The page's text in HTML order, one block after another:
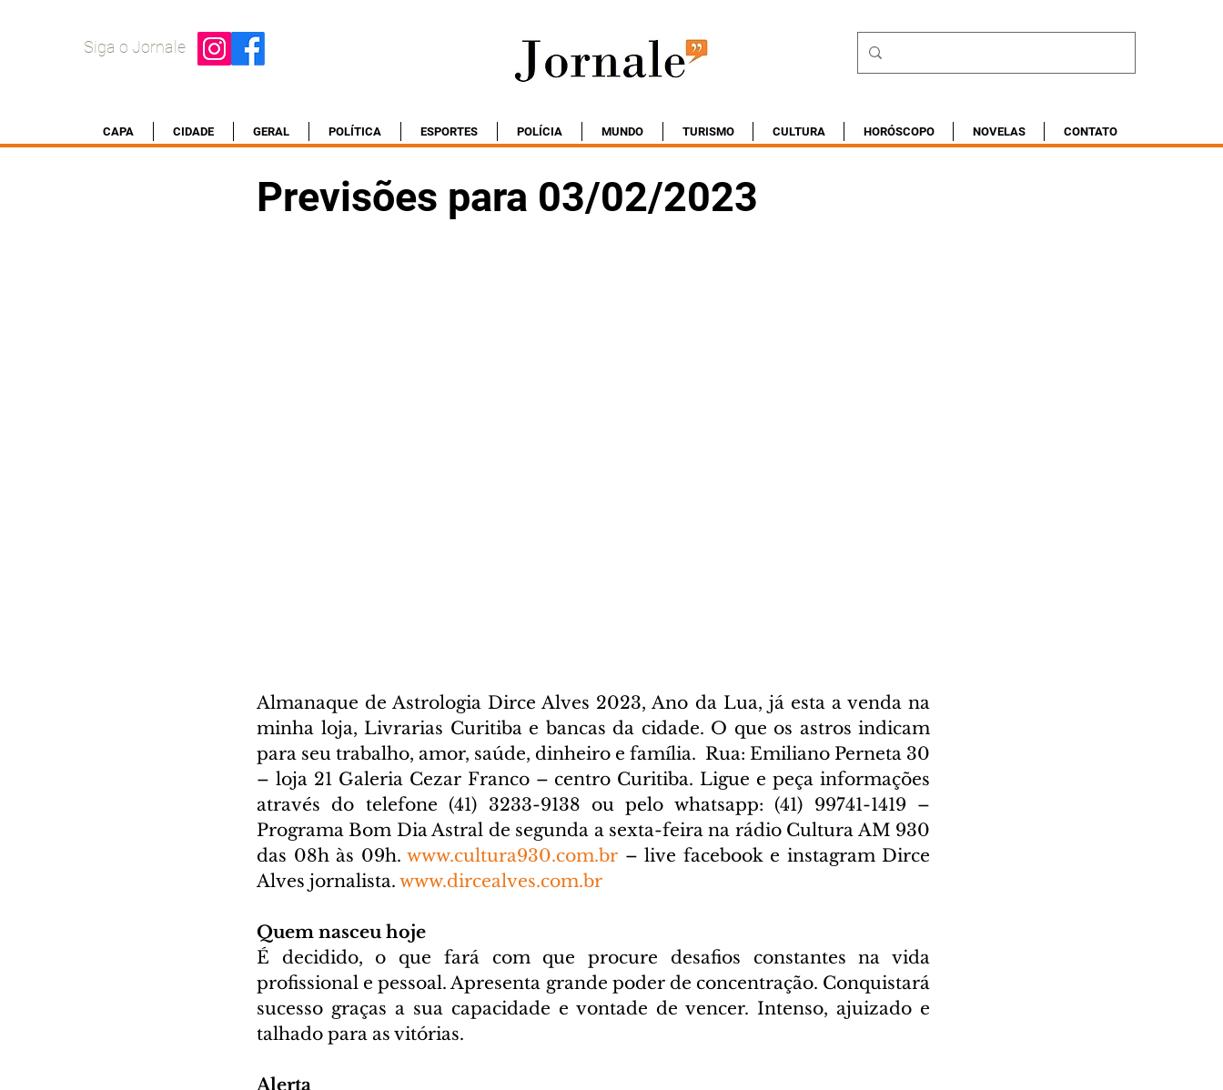
Siga o Jornale
CAPA CIDADE GERAL POLÍTICA ESPORTES POLÍCIA MUNDO TURISMO CULTURA HORÓSCOPO NOVELAS CONTATO
Previsões para 03/02/2023
Almanaque de Astrologia Dirce Alves 2023, Ano da Lua, já esta a venda na
minha loja, Livrarias Curitiba e bancas da cidade. O que os astros indicam
para seu trabalho, amor, saúde, dinheiro e família.  Rua: Emiliano Perneta 30
– loja 21 Galeria Cezar Franco – centro Curitiba. Ligue e peça informações
através do telefone (41) 3233-9138 ou pelo whatsapp: (41) 99741-1419 –
Programa Bom Dia Astral de segunda a sexta-feira na rádio Cultura AM 930
das 08h às 09h. www.cultura930.com.br – live facebook e instagram Dirce
Alves jornalista. www.dircealves.com.br
Quem nasceu hoje
É decidido, o que fará com que procure desafios constantes na vida
profissional e pessoal. Apresenta grande poder de concentração. Conquistará
sucesso graças a sua capacidade e vontade de vencer. Intenso, ajuizado e
talhado para as vitórias.
Alerta